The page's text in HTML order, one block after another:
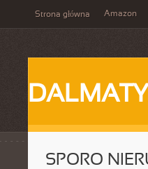
Strona główna Amazon
SPORO